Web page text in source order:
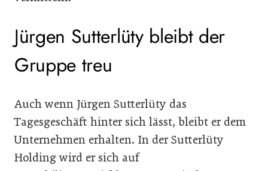
Jürgen Sutterlüty bleibt der
Gruppe treu
Auch wenn Jürgen Sutterlüty das
Tagesgeschäft hinter sich lässt, bleibt er dem
Unternehmen erhalten. In der Sutterlüty
Holding wird er sich auf